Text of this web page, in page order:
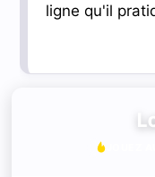
ligne qu'il